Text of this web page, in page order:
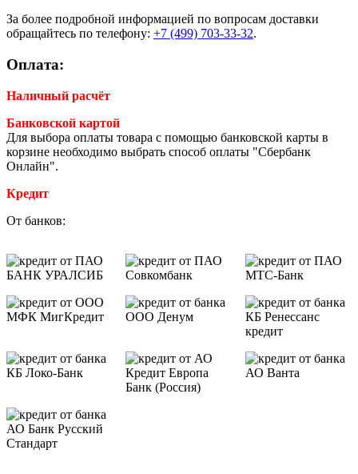
За более подробной информацией по вопросам доставки
обращайтесь по телефону: +7 (499) 703-33-32.
Оплата:
Наличный расчёт
Банковской картой
Для выбора оплаты товара с помощью банковской карты в
корзине необходимо выбрать способ оплаты "Сбербанк
Онлайн".
Кредит
От банков: